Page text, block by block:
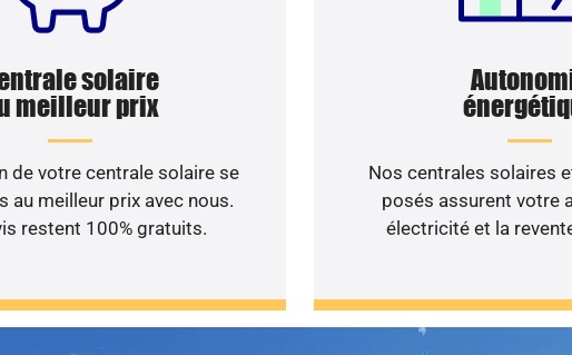
solaire
meilleur prix
de votre centrale solaire se
au meilleur prix avec nous.
restent 100% gratuits.
Nos centrales solaires
posés assurent votre
électricité et la